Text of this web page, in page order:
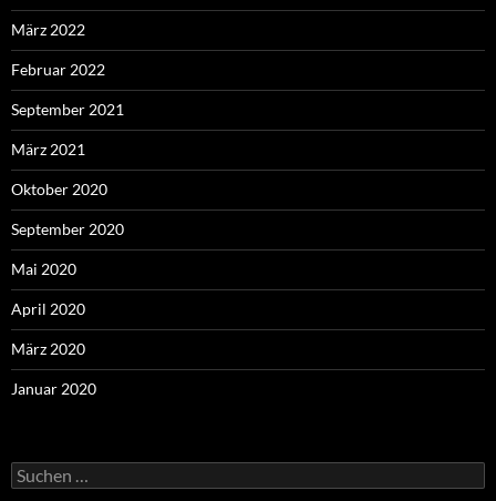
März 2022
Februar 2022
September 2021
März 2021
Oktober 2020
September 2020
Mai 2020
April 2020
März 2020
Januar 2020
Suchen
nach: